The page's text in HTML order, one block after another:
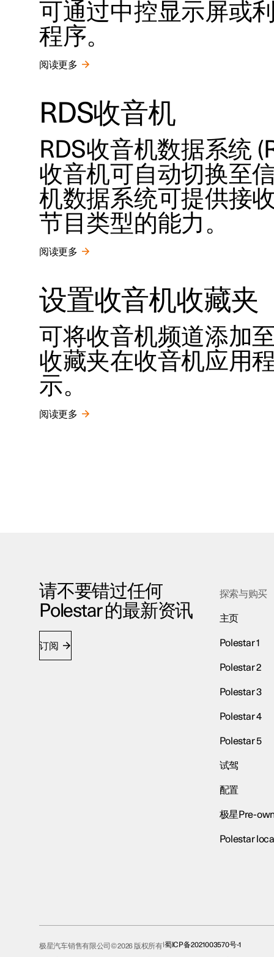
可通过中控显示屏或
程序。
阅读更多
RDS收音机
RDS收音机数据系统
收音机可自动切换至
机数据系统可提供接
节目类型的能力。
阅读更多
设置收音机收藏夹
可将收音机频道添加
收藏夹在收音机应用
示。
阅读更多
请不要错过任何
Polestar 的最新资讯
订阅
探索与购买
主页
Polestar 1
Polestar 2
Polestar 3
Polestar 4
Polestar 5
试驾
配置
极星Pre-
Polestar
极星汽车销售有限公司© 2026 版权所有 蜀ICP备2021003570号-1